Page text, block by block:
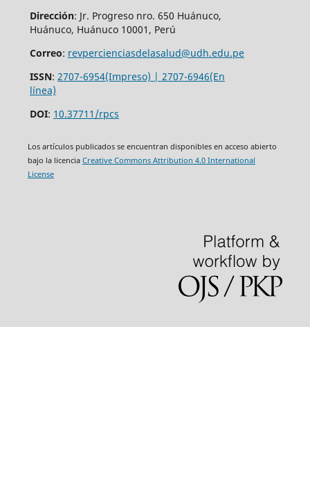
Dirección: Jr. Progreso nro. 650 Huánuco,
Huánuco, Huánuco 10001, Perú
Correo: revpercienciasdelasalud@udh.edu.pe
ISSN: 2707-6954(Impreso) | 2707-6946(En
línea)
DOI: 10.37711/rpcs
Los artículos publicados se encuentran disponibles en acceso abierto
bajo la licencia Creative Commons Attribution 4.0 International
License